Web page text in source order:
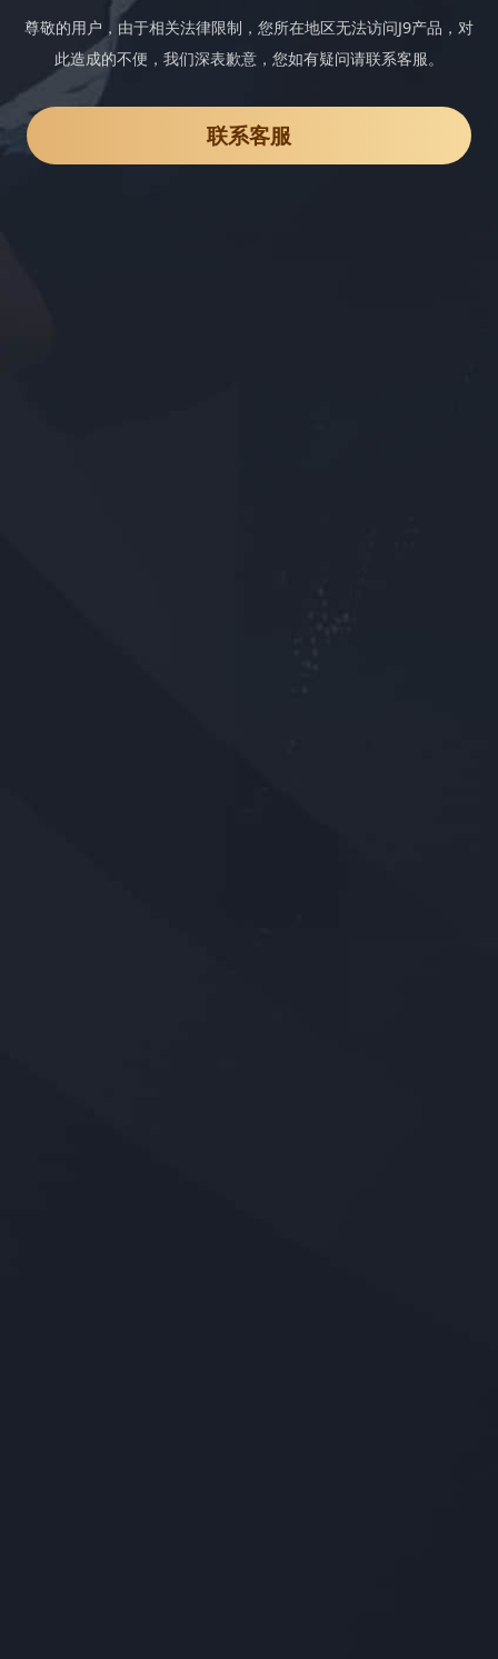
尊敬的用户，由于相关法律限制，您所在地区无法访问J9产品，对
此造成的不便，我们深表歉意，您如有疑问请联系客服。
联系客服